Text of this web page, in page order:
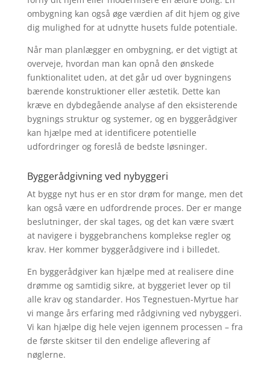
ombygning kan også øge værdien af dit hjem og give
dig mulighed for at udnytte husets fulde potentiale.
Når man planlægger en ombygning, er det vigtigt at
overveje, hvordan man kan opnå den ønskede
funktionalitet uden, at det går ud over bygningens
bærende konstruktioner eller æstetik. Dette kan
kræve en dybdegående analyse af den eksisterende
bygnings struktur og systemer, og en byggerådgiver
kan hjælpe med at identificere potentielle
udfordringer og foreslå de bedste løsninger.
Byggerådgivning ved nybyggeri
At bygge nyt hus er en stor drøm for mange, men det
kan også være en udfordrende proces. Der er mange
beslutninger, der skal tages, og det kan være svært
at navigere i byggebranchens komplekse regler og
krav. Her kommer byggerådgivere ind i billedet.
En byggerådgiver kan hjælpe med at realisere dine
drømme og samtidig sikre, at byggeriet lever op til
alle krav og standarder. Hos Tegnestuen-Myrtue har
vi mange års erfaring med rådgivning ved nybyggeri.
Vi kan hjælpe dig hele vejen igennem processen – fra
de første skitser til den endelige aflevering af
nøglerne.